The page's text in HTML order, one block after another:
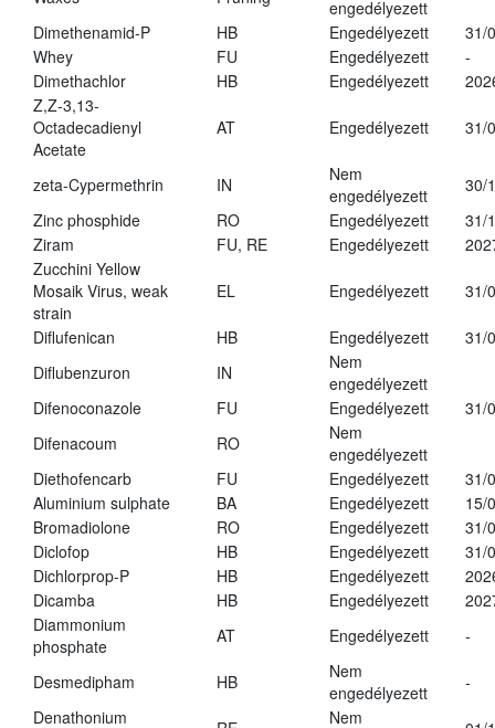
engedélyezett
Dimethenamid-P
HB Engedélyezett
31/
Whey
FU Engedélyezett
-
Dimethachlor
HB Engedélyezett
Z,Z-3,13-
Octadecadienyl
Acetate
AT Engedélyezett 31/
zeta-Cypermethrin IN
Nem
engedélyezett
30/
Zinc phosphide
RO Engedélyezett
31/
Ziram
FU, RE Engedélyezett
Zucchini Yellow
Mosaik Virus, weak
strain
EL Engedélyezett 31/
Diflufenican HB Engedélyezett
31/
Diflubenzuron
IN
Nem
engedélyezett
Difenoconazole
FU Engedélyezett
31/
Difenacoum
RO
Nem
engedélyezett
Diethofencarb
FU Engedélyezett
31/
Aluminium sulphate
BA Engedélyezett
15/
Bromadiolone
RO Engedélyezett
31/
Diclofop
HB Engedélyezett
31/
Dichlorprop-P
HB Engedélyezett
Dicamba
HB Engedélyezett
Diammonium
phosphate
AT Engedélyezett -
Desmedipham HB
Nem
engedélyezett
-
Denathonium
Nem